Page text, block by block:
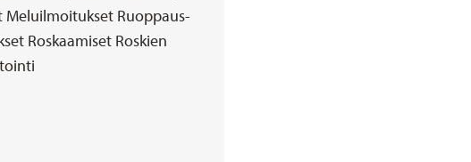
Meluilmoitukset Ruoppaus-
Roskaamiset Roskien